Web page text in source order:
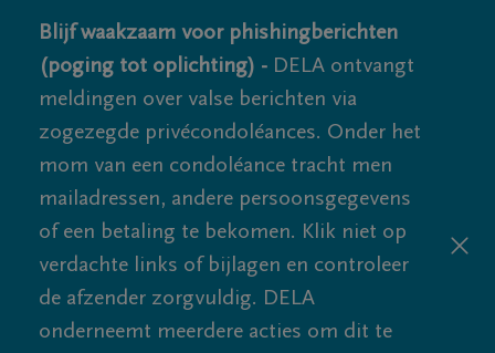
Blijf waakzaam voor phishingberichten
(poging tot oplichting) - DELA ontvangt
meldingen over valse berichten via
zogezegde privécondoléances. Onder het
mom van een condoléance tracht men
mailadressen, andere persoonsgegevens
of een betaling te bekomen. Klik niet op
verdachte links of bijlagen en controleer
de afzender zorgvuldig. DELA
onderneemt meerdere acties om dit te